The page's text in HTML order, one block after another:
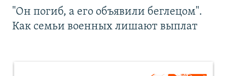
"Он погиб, а его объявили беглецом".
Как семьи военных лишают выплат